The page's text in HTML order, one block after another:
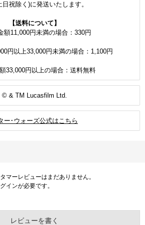
日祝除く)に発送いたします。
【送料について】
額11,000円未満の場合：330円
円以上33,000円未満の場合：1,100円
33,000円以上の場合：送料無料
© & TM Lucasfilm Ltd.
ー･ウォーズ公式はこちら
マーレビューはまだありません。
インが必要です。
レビューを書く